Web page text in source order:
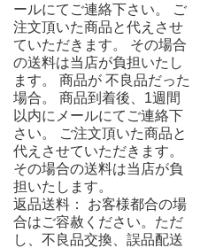
ールにてご連絡下さい。 ご
注文頂いた商品と代えさせ
ていただきます。 その場合
の送料は当店が負担いたし
ます。 商品が 不良品だった
場合。 商品到着後、1週間
以内にメールにてご連絡下
さい。 ご注文頂いた商品と
代えさせていただきます。
その場合の送料は当店が負
担いたします。
返品送料： お客様都合の場
合はご容赦ください。ただ
し、不良品交換、誤品配送